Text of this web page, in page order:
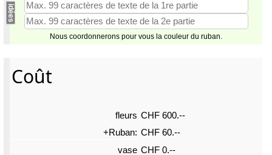
idées
Nous coordonnerons pour vous la couleur du ruban.
Coût
fleurs CHF 600.--
+Ruban: CHF 60.--
vase CHF 0.--